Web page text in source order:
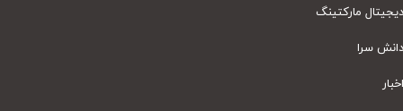
مارکتینگ
سرا